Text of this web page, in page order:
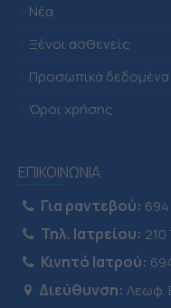
Νέα
Ξένοι ασθενείς
Προσωπικά δεδομένα
Όροι χρήσης
ΕΠΙΚΟΙΝΩΝΙΑ
Για ραντεβού:
Τηλ. Ιατρείου: 210
Κινητό Ιατρού:
Διεύθυνση: Λεωφ.